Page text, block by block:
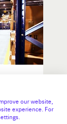
our website,
experience. For